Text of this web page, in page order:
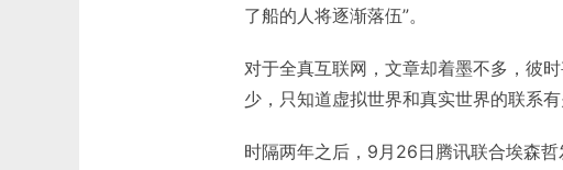
了船的人将逐渐落伍”。
对于全真互联网，文章却着墨不多，彼
少，只知道虚拟世界和真实世界的联系有
时隔两年之后，9月26日腾讯联合埃森